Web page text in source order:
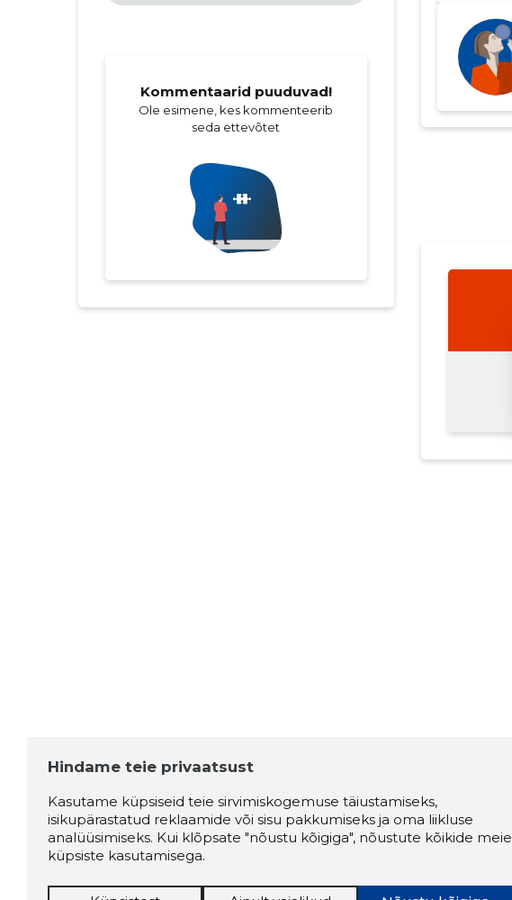
Kommentaarid puuduvad!
Ole esimene, kes kommenteerib
seda ettevõtet
Hindame teie privaatsust
Kasutame küpsiseid teie sirvimiskogemuse täiustamiseks,
isikupärastatud reklaamide või sisu pakkumiseks ja oma liikluse
analüüsimiseks. Kui klõpsate "nõustu kõigiga", nõustute kõikide meie
küpsiste kasutamisega.